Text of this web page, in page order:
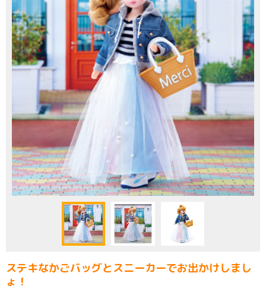
ステキなかごバッグとスニーカーでお出かけしまし
ょ！